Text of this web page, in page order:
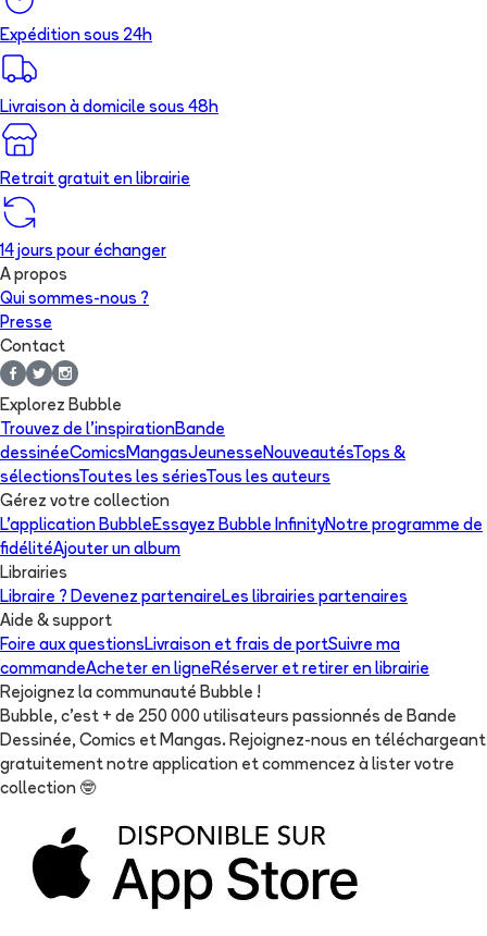
Expédition sous 24h
Livraison à domicile sous 48h
Retrait gratuit en librairie
14 jours pour échanger
A propos
Qui sommes-nous ?
Presse
Contact
Explorez Bubble
Trouvez de l'inspirationBande
dessinéeComics MangasJeunesse NouveautésTops &
sélectionsToutes les sériesTous les auteurs
Gérez votre collection
L'application Bubble Essayez Bubble InfinityNotre programme de
fidélitéAjouter un album
Librairies
Libraire ? Devenez partenaire Les librairies partenaires
Aide & support
Foire aux questions Livraison et frais de portSuivre ma
commandeAcheter en ligne Réserver et retirer en librairie
Rejoignez la communauté Bubble !
Bubble, c'est + de 250 000 utilisateurs passionnés de Bande
Dessinée, Comics et Mangas. Rejoignez-nous en téléchargeant
gratuitement notre application et commencez à lister votre
collection 🤓